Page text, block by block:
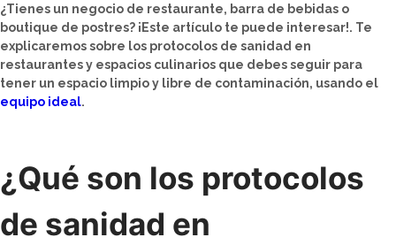
¿Tienes un negocio de restaurante, barra de bebidas o
boutique de postres? ¡Este artículo te puede interesar!. Te
explicaremos sobre los protocolos de sanidad en
restaurantes y espacios culinarios que debes seguir para
tener un espacio limpio y libre de contaminación, usando el
equipo ideal.
¿Qué son los protocolos
de sanidad en